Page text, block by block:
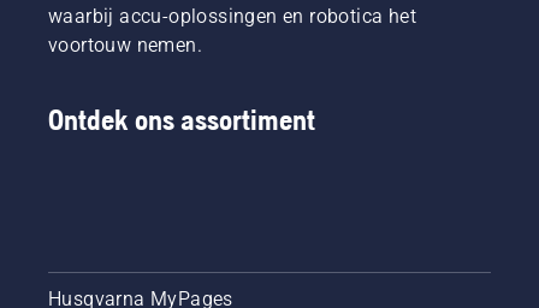
waarbij accu-oplossingen en robotica het
voortouw nemen.
Ontdek ons assortiment
Husqvarna MyPages